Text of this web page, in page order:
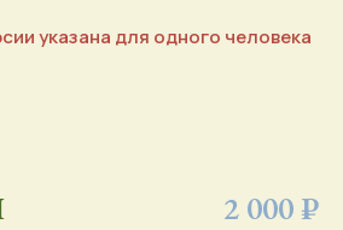
указана для одного человека
2 000 ₽